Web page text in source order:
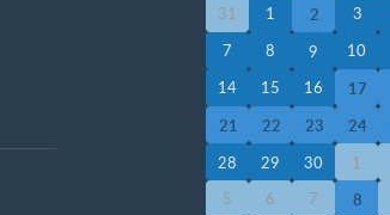
31
1 2 3
7
8 9 10
14
15 16 17
21
22 23 24
28
29 30 1
5
6 7 8